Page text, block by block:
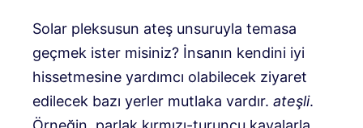
Solar pleksusun ateş unsuruyla temasa
geçmek ister misiniz? İnsanın kendini iyi
hissetmesine yardımcı olabilecek ziyaret
edilecek bazı yerler mutlaka vardır. ateşli.